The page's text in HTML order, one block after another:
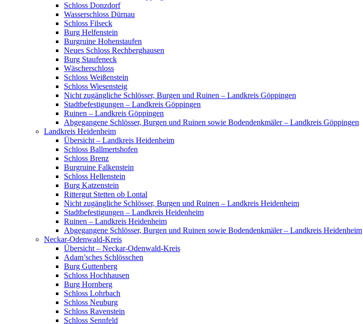
Schloss Donzdorf
Wasserschloss Dürnau
Schloss Filseck
Burg Helfenstein
Burgruine Hohenstaufen
Neues Schloss Rechberghausen
Burg Staufeneck
Wäscherschloss
Schloss Weißenstein
Schloss Wiesensteig
Nicht zugängliche Schlösser, Burgen und Ruinen – Landkreis Göppingen
Stadtbefestigungen – Landkreis Göppingen
Ruinen – Landkreis Göppingen
Abgegangene Schlösser, Burgen und Ruinen sowie Bodendenkmäler – Landkreis Göppingen
Landkreis Heidenheim
Übersicht – Landkreis Heidenheim
Schloss Ballmertshofen
Schloss Brenz
Burgruine Falkenstein
Schloss Hellenstein
Burg Katzenstein
Rittergut Stetten ob Lontal
Nicht zugängliche Schlösser, Burgen und Ruinen – Landkreis Heidenheim
Stadtbefestigungen – Landkreis Heidenheim
Ruinen – Landkreis Heidenheim
Abgegangene Schlösser, Burgen und Ruinen sowie Bodendenkmäler – Landkreis Heidenheim
Neckar-Odenwald-Kreis
Übersicht – Neckar-Odenwald-Kreis
Adam’sches Schlösschen
Burg Guttenberg
Schloss Hochhausen
Burg Hornberg
Schloss Lohrbach
Schloss Neuburg
Schloss Ravenstein
Schloss Sennfeld